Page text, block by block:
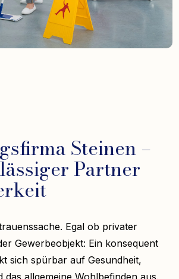
Steinen –
Partner
Egal ob privater
Gewerbeobjekt: Ein konsequent
sich spürbar auf Gesundheit,
allgemeine Wohlbefinden aus.